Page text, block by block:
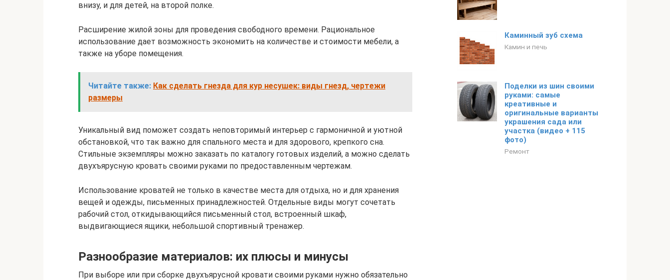
внизу, и для детей, на второй полке.
Расширение жилой зоны для проведения свободного времени. Рациональное
использование дает возможность экономить на количестве и стоимости мебели, а
также на уборе помещения.
Читайте также: Как сделать гнезда для кур несушек: виды гнезд, чертежи
размеры
Уникальный вид поможет создать неповторимый интерьер с гармоничной и уютной
обстановкой, что так важно для спального места и для здорового, крепкого сна.
Стильные экземпляры можно заказать по каталогу готовых изделий, а можно сделать
двухъярусную кровать своими руками по предоставленным чертежам.
Использование кроватей не только в качестве места для отдыха, но и для хранения
вещей и одежды, письменных принадлежностей. Отдельные виды могут сочетать
рабочий стол, откидывающийся письменный стол, встроенный шкаф,
выдвигающиеся ящики, небольшой спортивный тренажер.
Разнообразие материалов: их плюсы и минусы
При выборе или при сборке двухъярусной кровати своими руками нужно обязательно
Каминный зуб схема
Камин и печь
Поделки из шин своими
руками: самые
креативные и
оригинальные варианты
украшения сада или
участка (видео + 115
фото)
Ремонт